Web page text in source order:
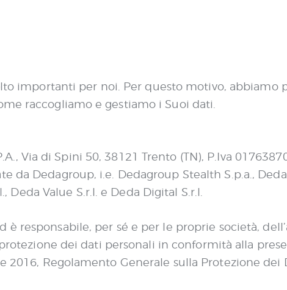
importanti per noi. Per questo motivo, abbiamo
raccogliamo e gestiamo i Suoi dati.
Via di Spini 50, 38121 Trento (TN), P.Iva
da Dedagroup, i.e. Dedagroup Stealth S.p.a.,
Deda Value S.r.l. e Deda Digital S.r.l.
responsabile, per sé e per le proprie società,
dei dati personali in conformità alla
Regolamento Generale sulla Protezione dei